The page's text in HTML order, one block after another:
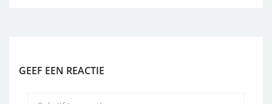
GEEF EEN REACTIE